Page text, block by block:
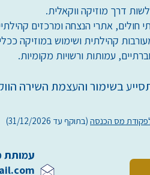
דרך מוזיקה ווקאלית.
חולים, אתרי הנצחה ומרכזים
קהילתית ושימוש במוזיקה
עמותות ורשויות מקומיות.
בשימור והעצמת השירה
(בתוקף עד 31/12/2026)
עמותת